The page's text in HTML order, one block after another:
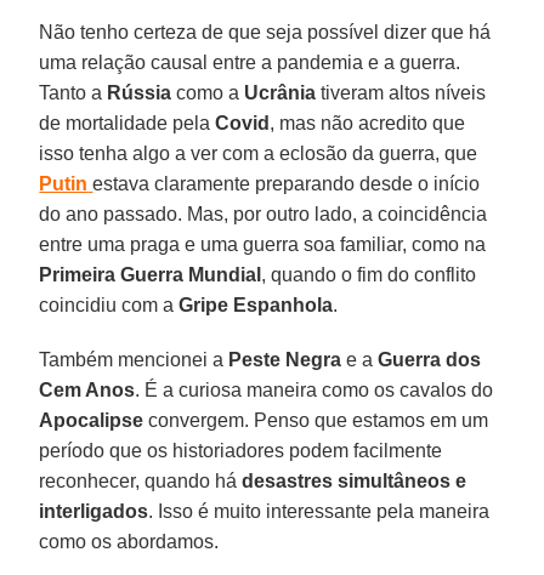
Não tenho certeza de que seja possível dizer que há
uma relação causal entre a pandemia e a guerra.
Tanto a Rússia como a Ucrânia tiveram altos níveis
de mortalidade pelaCovid , mas não acredito que
isso tenha algo a ver com a eclosão da guerra, que
Putin estava claramente preparando desde o início
do ano passado. Mas, por outro lado, a coincidência
entre uma praga e uma guerra soa familiar, como na
Primeira Guerra Mundial , quando o fim do conflito
coincidiu com aGripe Espanhola.
Também mencionei a Peste Negra e aGuerra dos
Cem Anos. É a curiosa maneira como os cavalos do
Apocalipse convergem. Penso que estamos em um
período que os historiadores podem facilmente
reconhecer, quando hádesastres simultâneos e
interligados. Isso é muito interessante pela maneira
como os abordamos.